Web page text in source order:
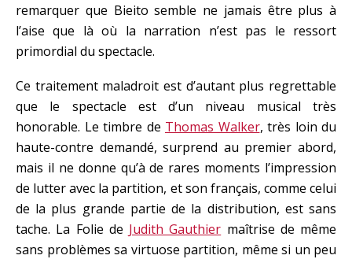
remarquer que Bieito semble ne jamais être plus à
l’aise que là où la narration n’est pas le ressort
primordial du spectacle.
Ce traitement maladroit est d’autant plus regrettable
que le spectacle est d’un niveau musical très
honorable. Le timbre de Thomas Walker, très loin du
haute-contre demandé, surprend au premier abord,
mais il ne donne qu’à de rares moments l’impression
de lutter avec la partition, et son français, comme celui
de la plus grande partie de la distribution, est sans
tache. La Folie de Judith Gauthier maîtrise de même
sans problèmes sa virtuose partition, même si un peu